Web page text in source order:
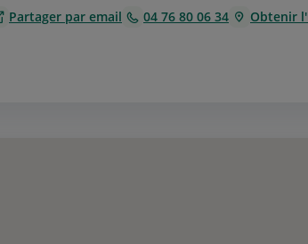
Partager par email 04 76 80 06 34 Obtenir